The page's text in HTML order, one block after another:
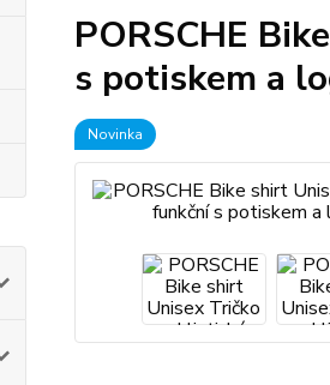
PORSCHE
s potiskem a
Novinka